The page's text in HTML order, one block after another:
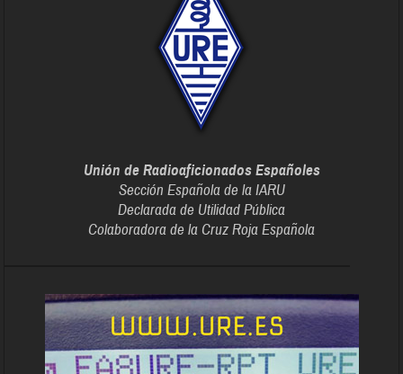
Unión de Radioaficionados Españoles
Sección Española de la IARU
Declarada de Utilidad Pública
Colaboradora de la Cruz Roja Española